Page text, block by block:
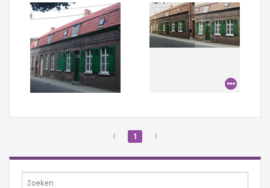
Hergebruik
Over ons
Aanmelden
‹ 1 ›